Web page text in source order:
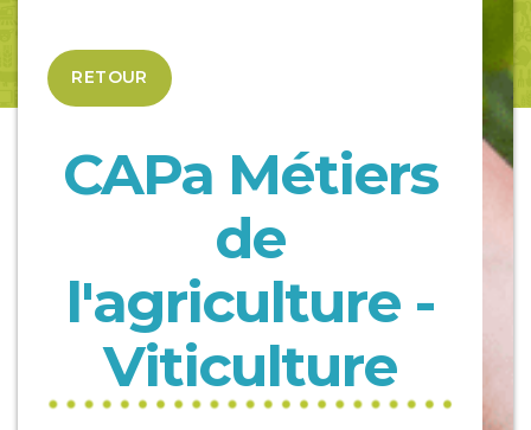
RETOUR
CAPa Métiers
de
l'agriculture -
Viticulture